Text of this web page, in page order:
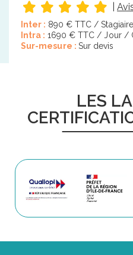
Inter : 890 € TTC / Stagiaire
Intra : 1690 € TTC / Jour /
Sur-mesure : Sur devis
LES